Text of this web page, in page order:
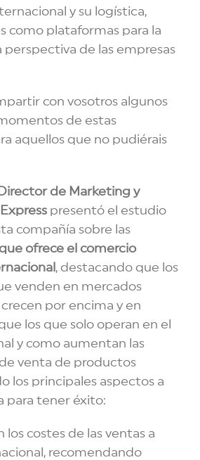
y su logística,
como plataformas para la
perspectiva de las empresas
con vosotros algunos
de estas
aquellos que no pudiérais
de Marketing y
presentó el estudio
compañía sobre las
ofrece el comercio
, destacando que los
venden en mercados
por encima y en
los que solo operan en el
y como aumentan las
venta de productos
los principales aspectos a
para tener éxito:
los costes de las ventas a
recomendando